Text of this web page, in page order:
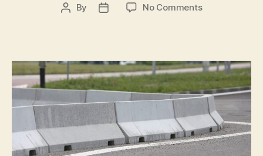
Post
By
Post
No Commentson